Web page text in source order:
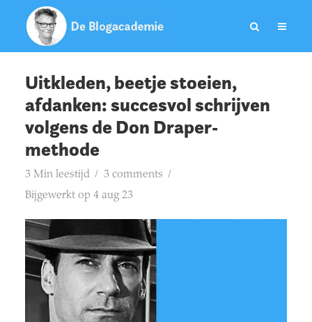
Uitkleden, beetje stoeien,
afdanken: succesvol schrijven
volgens de Don Draper-
methode
3 Min leestijd
3 comments
Bijgewerkt op 4 aug 23